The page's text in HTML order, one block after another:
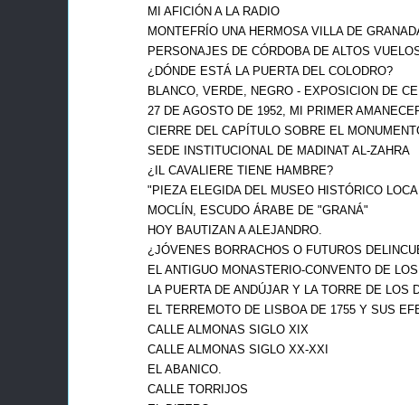
MI AFICIÓN A LA RADIO
MONTEFRÍO UNA HERMOSA VILLA DE
PERSONAJES DE CÓRDOBA DE ALTOS
¿DÓNDE ESTÁ LA PUERTA DEL COLODRO?
BLANCO, VERDE, NEGRO - EXPOSICION DE
27 DE AGOSTO DE 1952, MI PRIMER
CIERRE DEL CAPÍTULO SOBRE EL
SEDE INSTITUCIONAL DE MADINAT AL-ZAHRA
¿IL CAVALIERE TIENE HAMBRE?
"PIEZA ELEGIDA DEL MUSEO HISTÓRICO
MOCLÍN, ESCUDO ÁRABE DE "GRANÁ"
HOY BAUTIZAN A ALEJANDRO.
¿JÓVENES BORRACHOS O FUTUROS
EL ANTIGUO MONASTERIO-CONVENTO DE
LA PUERTA DE ANDÚJAR Y LA TORRE DE LOS
EL TERREMOTO DE LISBOA DE 1755 Y SUS
CALLE ALMONAS SIGLO XIX
CALLE ALMONAS SIGLO XX-XXI
EL ABANICO.
CALLE TORRIJOS